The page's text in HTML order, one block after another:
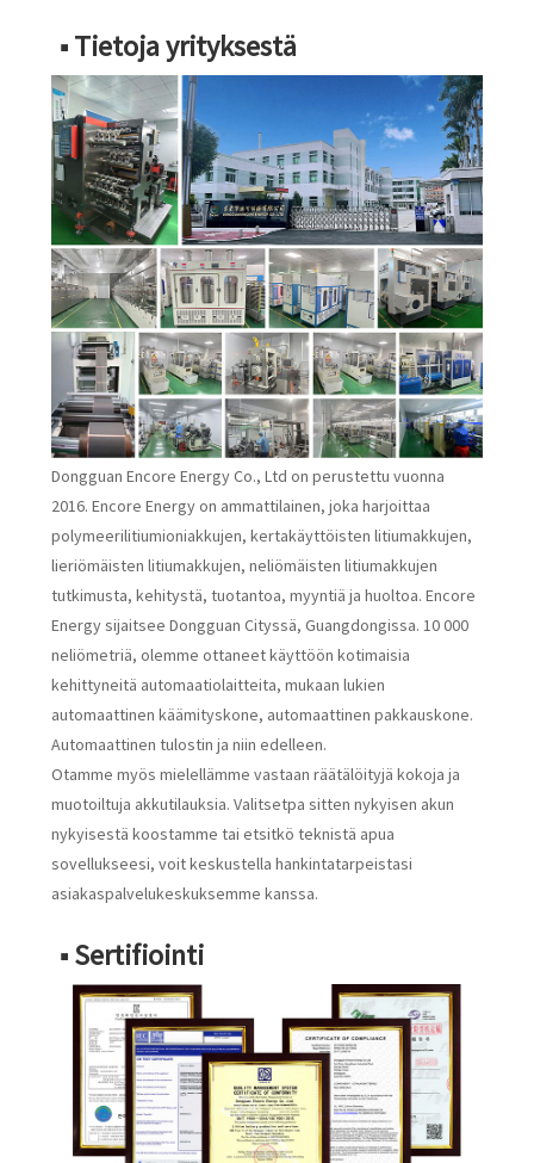
■ Tietoja yrityksestä
Dongguan Encore Energy Co., Ltd on perustettu vuonna
2016. Encore Energy on ammattilainen, joka harjoittaa
polymeerilitiumioniakkujen, kertakäyttöisten litiumakkujen,
lieriömäisten litiumakkujen, neliömäisten litiumakkujen
tutkimusta, kehitystä, tuotantoa, myyntiä ja huoltoa. Encore
Energy sijaitsee Dongguan Cityssä, Guangdongissa. 10 000
neliömetriä, olemme ottaneet käyttöön kotimaisia
kehittyneitä automaatiolaitteita, mukaan lukien
automaattinen käämityskone, automaattinen pakkauskone.
Automaattinen tulostin ja niin edelleen.
Otamme myös mielellämme vastaan ​​räätälöityjä kokoja ja
muotoiltuja akkutilauksia. Valitsetpa sitten nykyisen akun
nykyisestä koostamme tai etsitkö teknistä apua
sovellukseesi, voit keskustella hankintatarpeistasi
asiakaspalvelukeskuksemme kanssa.
■ Sertifiointi